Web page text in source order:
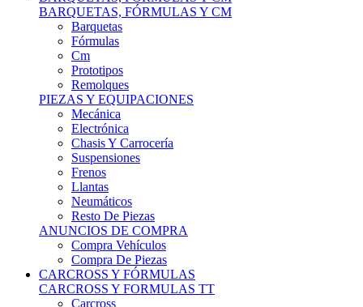
Barquetas
Fórmulas
Cm
Prototipos
Remolques
PIEZAS Y EQUIPACIONES
Mecánica
Electrónica
Chasis Y Carrocería
Suspensiones
Frenos
Llantas
Neumáticos
Resto De Piezas
ANUNCIOS DE COMPRA
Compra Vehículos
Compra De Piezas
CARCROSS Y FÓRMULAS
CARCROSS Y FORMULAS TT
Carcross
Formulas Tt Autocross